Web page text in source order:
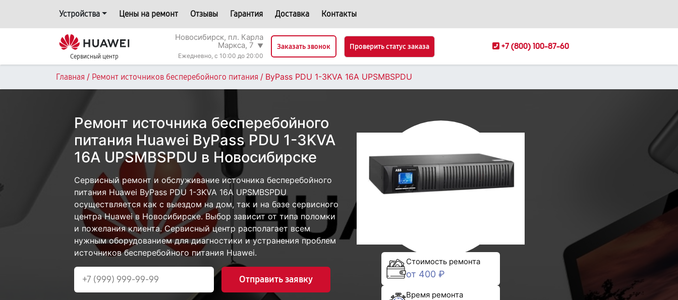
Устройства Цены на ремонт Отзывы Гарантия Доставка Контакты
Сервисный центр
Новосибирск, пл. Карла
Маркса, 7 ▼
Ежедневно, с 10:00 до 20:00
Заказать звонок Проверить статус заказа +7 (800) 100-87-60
Главная / Ремонт источников бесперебойного питания / ByPass PDU 1-3KVA 16A UPSMBSPDU
Ремонт источника бесперебойного
питания Huawei ByPass PDU 1-3KVA
16A UPSMBSPDU в Новосибирске
Сервисный ремонт и обслуживание источника бесперебойного
питания Huawei ByPass PDU 1-3KVA 16A UPSMBSPDU
осуществляется как с выездом на дом, так и на базе сервисного
центра Huawei в Новосибирске. Выбор зависит от типа поломки
и пожелания клиента. Сервисный центр располагает всем
нужным оборудованием для диагностики и устранения проблем
источников бесперебойного питания Huawei.
Отправить заявку
Стоимость ремонта
от 400 ₽
Время ремонта